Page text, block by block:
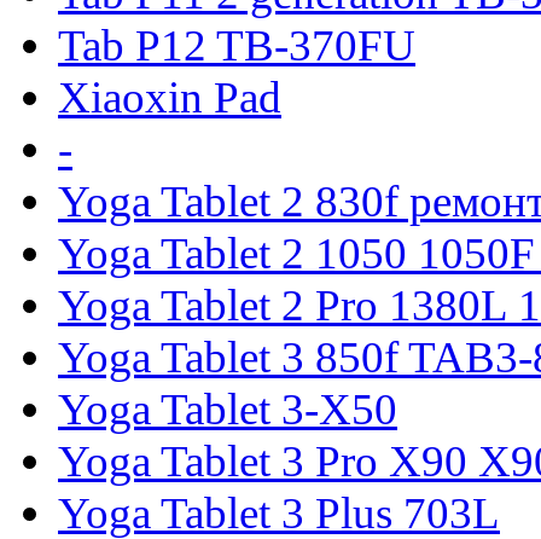
Tab P12 TB-370FU
Xiaoxin Pad
-
Yoga Tablet 2 830f
Yoga Tablet 2 1050
Yoga Tablet 2 Pro 1380L
Yoga Tablet 3 850f
Yoga Tablet 3-X50
Yoga Tablet 3 Pro X90
Yoga Tablet 3 Plus 703L